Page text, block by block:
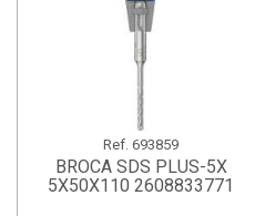
Ref. 693859
BROCA SDS PLUS-5X
5X50X110 2608833771